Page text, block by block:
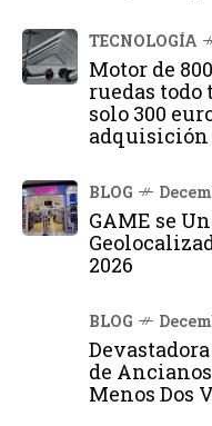
TECNOLOGÍA
Motor de
ruedas todo
solo 300
BLOG
GAME se
2026
BLOG
de
Menos Dos